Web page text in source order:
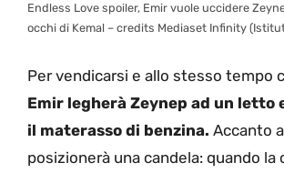
Endless Love spoiler, Emir vuole uccidere
occhi di Kemal – credits Mediaset Infinity
Per vendicarsi e allo stesso tempo
Emir legherà Zeynep ad un letto
il materasso di benzina. Accanto
posizionerà una candela: quando la